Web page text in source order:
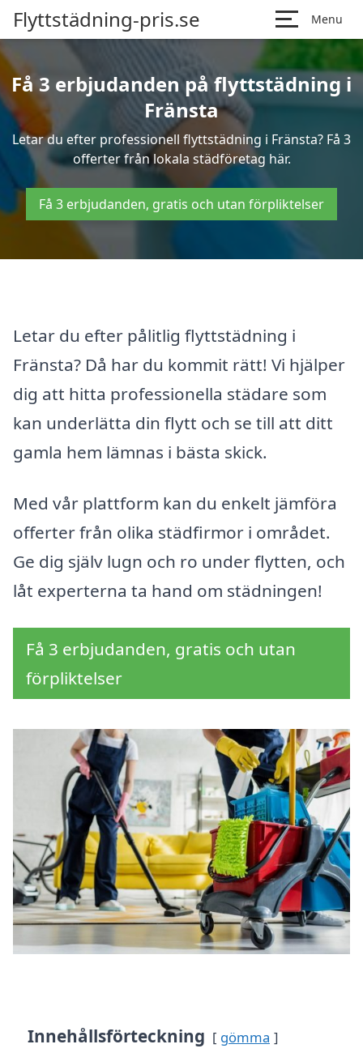
Flyttstädning-pris.se Menu
Få 3 erbjudanden på flyttstädning i
Fränsta
Letar du efter professionell flyttstädning i Fränsta? Få 3
offerter från lokala städföretag här.
Få 3 erbjudanden, gratis och utan förpliktelser
Letar du efter pålitlig flyttstädning i
Fränsta? Då har du kommit rätt! Vi hjälper
dig att hitta professionella städare som
kan underlätta din flytt och se till att ditt
gamla hem lämnas i bästa skick.
Med vår plattform kan du enkelt jämföra
offerter från olika städfirmor i området.
Ge dig själv lugn och ro under flytten, och
låt experterna ta hand om städningen!
Få 3 erbjudanden, gratis och utan
förpliktelser
Innehållsförteckning gömma